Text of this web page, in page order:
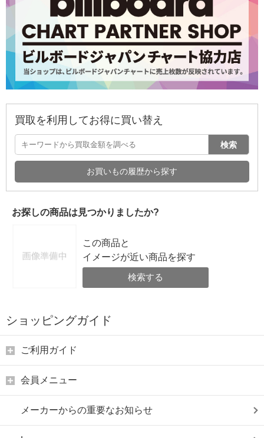
買取を利用してお得に買い替え
検索
お買いもの履歴から探す
お探しの商品は見つかりましたか?
この商品と
イメージが近い商品を探す
検索する
ショッピングガイド
ご利用ガイド
会員メニュー
メーカーからの重要なお知らせ